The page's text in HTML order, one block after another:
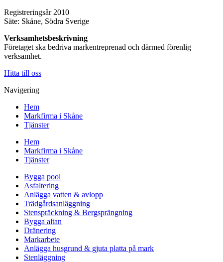
Registreringsår 2010
Säte: Skåne, Södra Sverige
Verksamhetsbeskrivning
Företaget ska bedriva markentreprenad och därmed förenlig
verksamhet.
Hitta till oss
Navigering
Hem
Markfirma i Skåne
Tjänster
Hem
Markfirma i Skåne
Tjänster
Bygga pool
Asfaltering
Anlägga vatten & avlopp
Trädgårdsanläggning
Stenspräckning & Bergsprängning
Bygga altan
Dränering
Markarbete
Anlägga husgrund & gjuta platta på mark
Stenläggning